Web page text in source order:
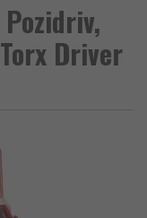
Driver